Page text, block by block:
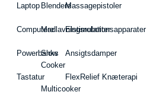
Laptop
Computere
Powerbanks
Tastatur
Blendere
Madlavningsrobotter
Slow
Cooker
Multicooker
Massagepistoler
Elstimulationsapparater
Ansigtsdamper
FlexRelief Knæterapi